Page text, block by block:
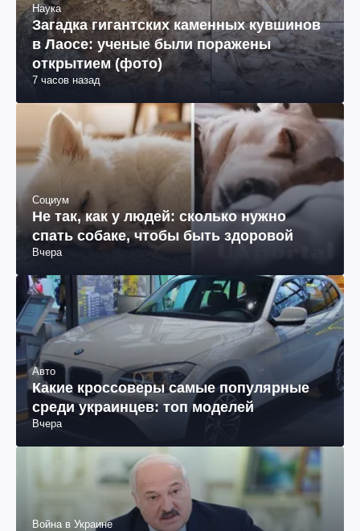
Наука
Загадка гигантских каменных кувшинов
в Лаосе: ученые были поражены
открытием (фото)
7 часов назад
Социум
Не так, как у людей: сколько нужно
спать собаке, чтобы быть здоровой
Вчера
Авто
Какие кроссоверы самые популярные
среди украинцев: топ моделей
Вчера
Война в Украине